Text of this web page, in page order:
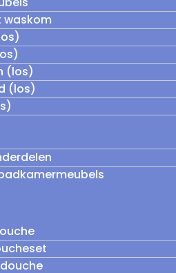
waskom
(los)
(los)